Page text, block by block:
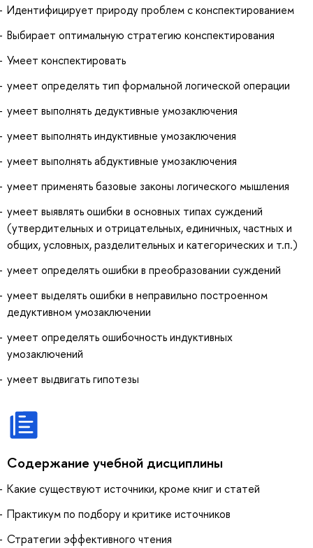
Идентифицирует природу проблем с конспектированием
Выбирает оптимальную стратегию конспектирования
Умеет конспектировать
умеет определять тип формальной логической операции
умеет выполнять дедуктивные умозаключения
умеет выполнять индуктивные умозаключения
умеет выполнять абдуктивные умозаключения
умеет применять базовые законы логического мышления
умеет выявлять ошибки в основных типах суждений
(утвердительных и отрицательных, единичных, частных и
общих, условных, разделительных и категорических и т.п.)
умеет определять ошибки в преобразовании суждений
умеет выделять ошибки в неправильно построенном
дедуктивном умозаключении
умеет определять ошибочность индуктивных
умозаключений
умеет выдвигать гипотезы
Содержание учебной дисциплины
Какие существуют источники, кроме книг и статей
Практикум по подбору и критике источников
Стратегии эффективного чтения